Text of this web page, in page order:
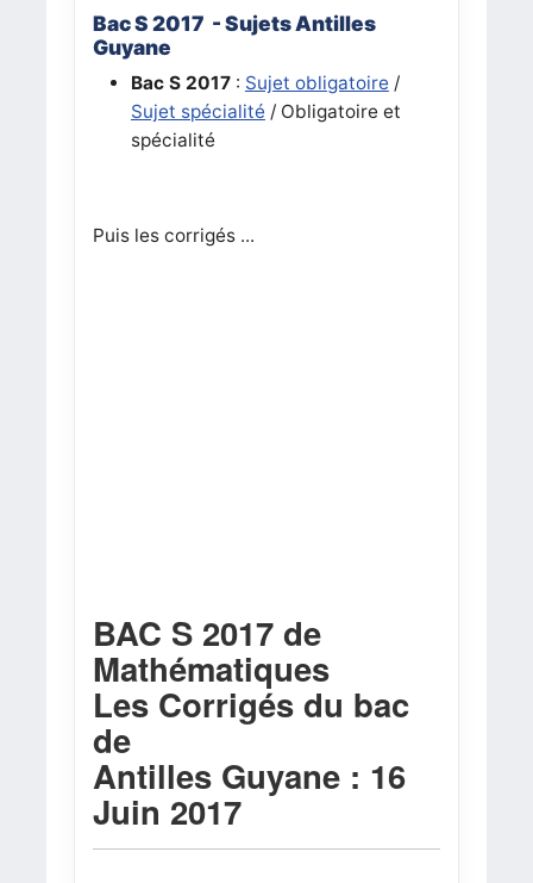
Bac S 2017 - Sujets Antilles
Guyane
Bac S 2017: Sujet obligatoire /
Sujet spécialité / Obligatoire et
spécialité
Puis les corrigés ...
BAC S 2017 de
Mathématiques
Les Corrigés du bac
de
Antilles Guyane : 16
Juin 2017